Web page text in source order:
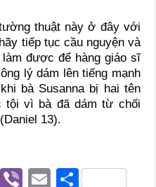
thuật này ở đây với
tiếp tục cầu nguyện và
được để hàng giáo sĩ
lý dám lên tiếng mạnh
bà Susanna bị hai tên
tội vì bà đã dám từ chối
13).
T Vi E S